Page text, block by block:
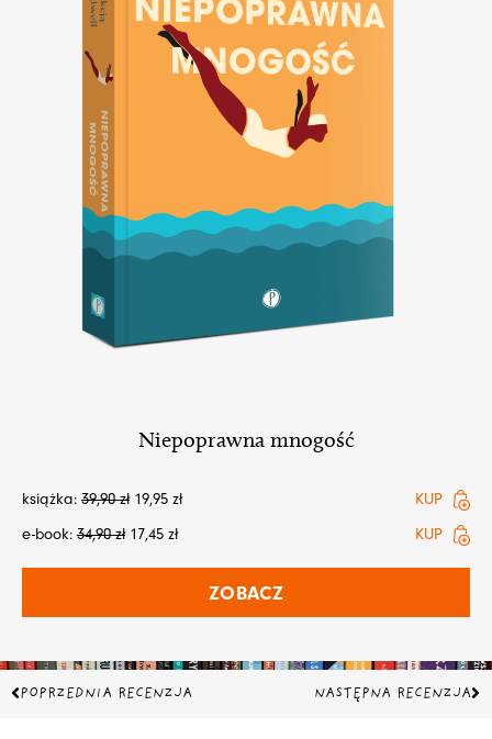
Niepoprawna mnogość
książka: 39,90zł 19,95 zł
KUP
e-book: 34,90zł 17,45 zł KUP
ZOBACZ
Prev
POPRZEDNIA RECENZJA NASTĘPNA RECENZJA